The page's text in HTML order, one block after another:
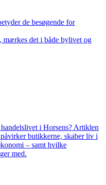
de besøgende for
mærkes det i både bylivet og
i Horsens? Artiklen
butikkerne, skaber liv i
– samt hvilke
med.